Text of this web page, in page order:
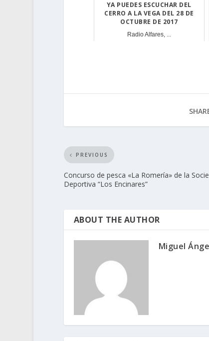
YA PUEDES ESCUCHAR DEL
CERRO A LA VEGA DEL 28 DE
OCTUBRE DE 2017
Radio Alfares, ...
PREVIOUS
Concurso de pesca «La Romería» de la
Deportiva “Los Encinares”
ABOUT THE AUTHOR
Miguel